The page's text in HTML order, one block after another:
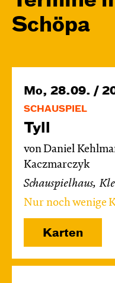
Schöpa
Mo, 28.09. /
SCHAUSPIEL
Tyll
von Daniel
Kaczmarczyk
Schauspielhaus,
Nur noch wenige
Karten